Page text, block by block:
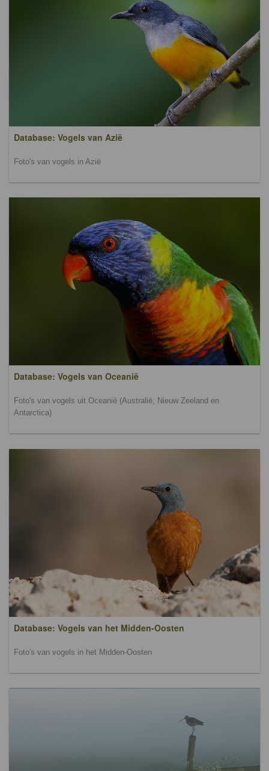
Database: Vogels van Azië
Foto's van vogels in Azië
Database: Vogels van Oceanië
Foto's van vogels uit Oceanië (Australië, Nieuw Zeeland en
Antarctica)
Database: Vogels van het Midden-Oosten
Foto's van vogels in het Midden-Oosten